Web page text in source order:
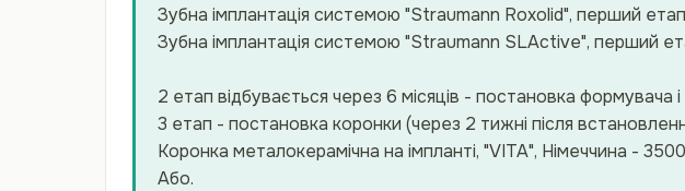
Зубна імплантація системою "Straumann Roxolid", перший
Зубна імплантація системою "Straumann SLActive", перший
2 етап відбувається через 6 місяців - постановка
3 етап - постановка коронки (через 2 тижні після
Коронка металокерамічна на імпланті, "VITA", Німеччина -
Або.